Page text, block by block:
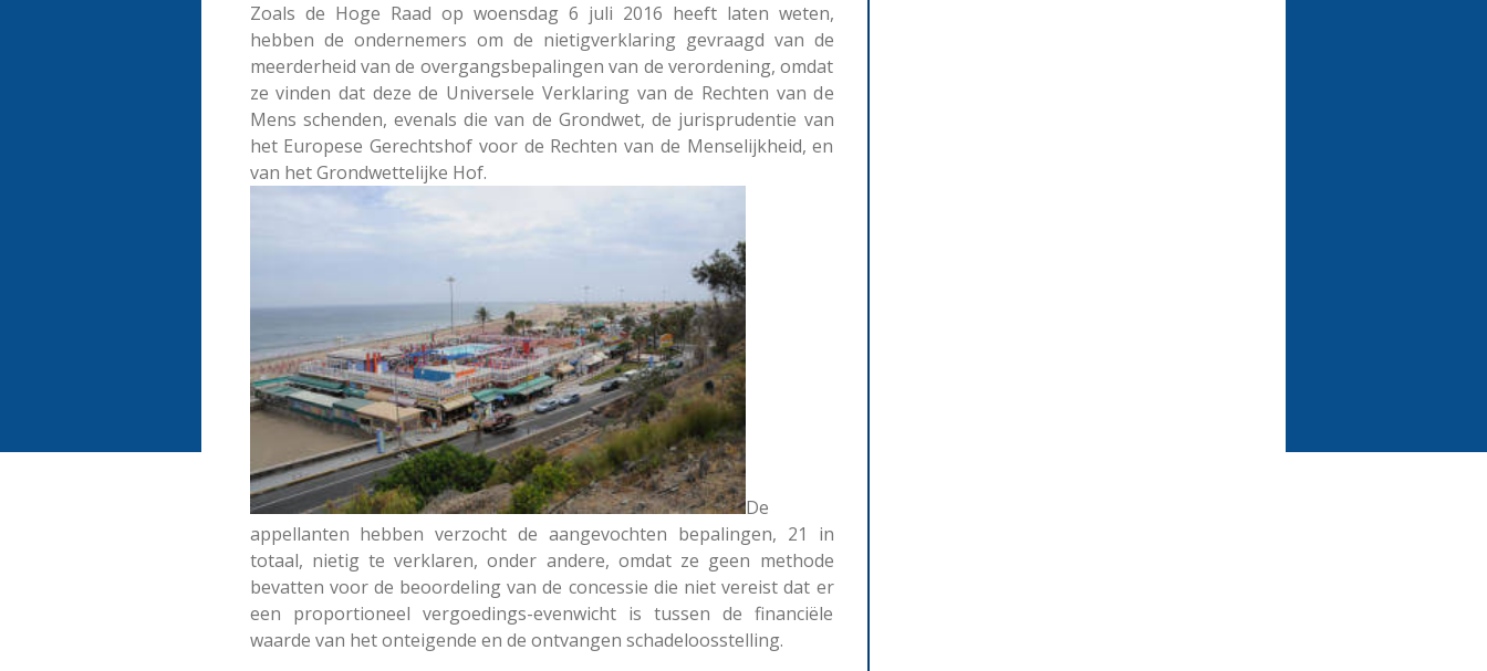
Zoals de Hoge Raad op woensdag 6 juli 2016 heeft laten weten,
hebben de ondernemers om de nietigverklaring gevraagd van de
meerderheid van de overgangsbepalingen van de verordening, omdat
ze vinden dat deze de Universele Verklaring van de Rechten van de
Mens schenden, evenals die van de Grondwet, de jurisprudentie van
het Europese Gerechtshof voor de Rechten van de Menselijkheid, en
van het Grondwettelijke Hof.
De
appellanten hebben verzocht de aangevochten bepalingen, 21 in
totaal, nietig te verklaren, onder andere, omdat ze geen methode
bevatten voor de beoordeling van de concessie die niet vereist dat er
een proportioneel vergoedings-evenwicht is tussen de financiële
waarde van het onteigende en de ontvangen schadeloosstelling.